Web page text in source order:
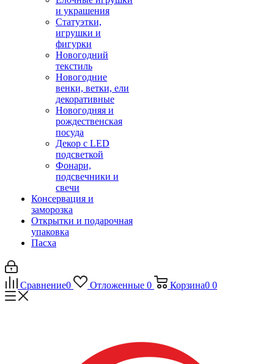
и украшения
Статуэтки,
игрушки и
фигурки
Новогодний
текстиль
Новогодние
венки, ветки, ели
декоративные
Новогодняя и
рождественская
посуда
Декор с LED
подсветкой
Фонари,
подсвечники и
свечи
Консервация и
заморозка
Открытки и подарочная
упаковка
Пасха
Сравнение0 Отложенные 0 Корзина0 0